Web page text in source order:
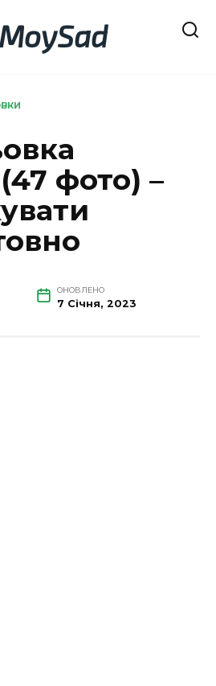
MoySad
фото) –
ОНОВЛЕНО
7 Січня, 2023